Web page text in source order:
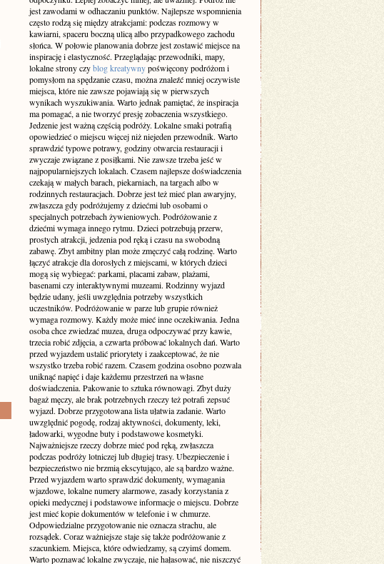
jest zawodami w odhaczaniu punktów. Najlepsze wspomnienia
często rodzą się między atrakcjami: podczas rozmowy w
kawiarni, spaceru boczną ulicą albo przypadkowego zachodu
słońca. W połowie planowania dobrze jest zostawić miejsce na
inspirację i elastyczność. Przeglądając przewodniki, mapy,
lokalne strony czyblog kreatywnypoświęcony podróżom i
pomysłom na spędzanie czasu, można znaleźć mniej oczywiste
miejsca, które nie zawsze pojawiają się w pierwszych
wynikach wyszukiwania. Warto jednak pamiętać, że inspiracja
ma pomagać, a nie tworzyć presję zobaczenia wszystkiego.
Jedzenie jest ważną częścią podróży. Lokalne smaki potrafią
opowiedzieć o miejscu więcej niż niejeden przewodnik. Warto
sprawdzić typowe potrawy, godziny otwarcia restauracji i
zwyczaje związane z posiłkami. Nie zawsze trzeba jeść w
najpopularniejszych lokalach. Czasem najlepsze doświadczenia
czekają w małych barach, piekarniach, na targach albo w
rodzinnych restauracjach. Dobrze jest też mieć plan awaryjny,
zwłaszcza gdy podróżujemy z dziećmi lub osobami o
specjalnych potrzebach żywieniowych. Podróżowanie z
dziećmi wymaga innego rytmu. Dzieci potrzebują przerw,
prostych atrakcji, jedzenia pod ręką i czasu na swobodną
zabawę. Zbyt ambitny plan może zmęczyć całą rodzinę. Warto
łączyć atrakcje dla dorosłych z miejscami, w których dzieci
mogą się wybiegać: parkami, placami zabaw, plażami,
basenami czy interaktywnymi muzeami. Rodzinny wyjazd
będzie udany, jeśli uwzględnia potrzeby wszystkich
uczestników. Podróżowanie w parze lub grupie również
wymaga rozmowy. Każdy może mieć inne oczekiwania. Jedna
osoba chce zwiedzać muzea, druga odpoczywać przy kawie,
trzecia robić zdjęcia, a czwarta próbować lokalnych dań. Warto
przed wyjazdem ustalić priorytety i zaakceptować, że nie
wszystko trzeba robić razem. Czasem godzina osobno pozwala
uniknąć napięć i daje każdemu przestrzeń na własne
doświadczenia. Pakowanie to sztuka równowagi. Zbyt duży
bagaż męczy, ale brak potrzebnych rzeczy też potrafi zepsuć
wyjazd. Dobrze przygotowana lista ułatwia zadanie. Warto
uwzględnić pogodę, rodzaj aktywności, dokumenty, leki,
ładowarki, wygodne buty i podstawowe kosmetyki.
Najważniejsze rzeczy dobrze mieć pod ręką, zwłaszcza
podczas podróży lotniczej lub długiej trasy. Ubezpieczenie i
bezpieczeństwo nie brzmią ekscytująco, ale są bardzo ważne.
Przed wyjazdem warto sprawdzić dokumenty, wymagania
wjazdowe, lokalne numery alarmowe, zasady korzystania z
opieki medycznej i podstawowe informacje o miejscu. Dobrze
jest mieć kopie dokumentów w telefonie i w chmurze.
Odpowiedzialne przygotowanie nie oznacza strachu, ale
rozsądek. Coraz ważniejsze staje się także podróżowanie z
szacunkiem. Miejsca, które odwiedzamy, są czyimś domem.
Warto poznawać lokalne zwyczaje, nie hałasować, nie niszczyć